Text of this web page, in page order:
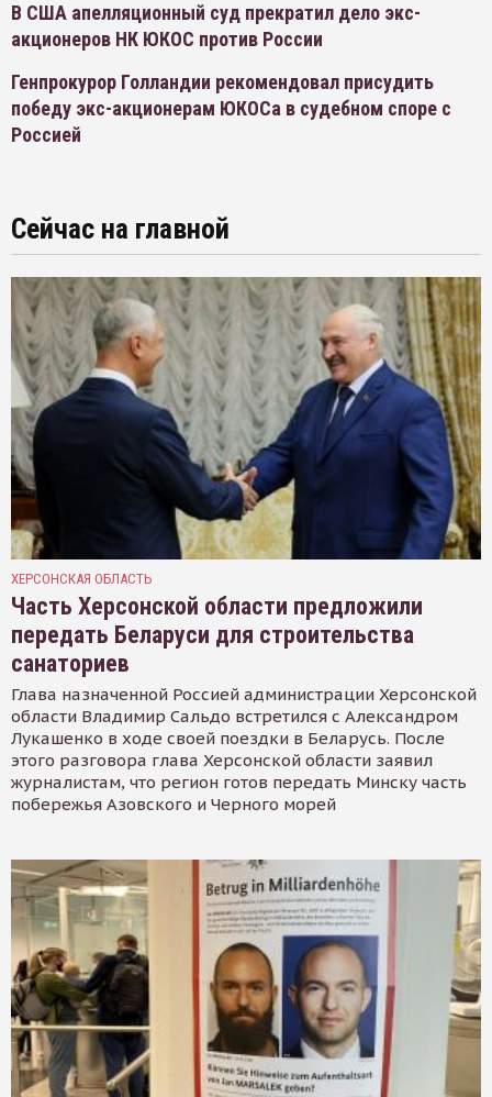
В США апелляционный суд прекратил дело экс-
акционеров НК ЮКОС против России
Генпрокурор Голландии рекомендовал присудить
победу экс-акционерам ЮКОСа в судебном споре с
Россией
Сейчас на главной
ХЕРСОНСКАЯ ОБЛАСТЬ
Часть Херсонской области предложили
передать Беларуси для строительства
санаториев
Глава назначенной Россией администрации Херсонской
области Владимир Сальдо встретился с Александром
Лукашенко в ходе своей поездки в Беларусь. После
этого разговора глава Херсонской области заявил
журналистам, что регион готов передать Минску часть
побережья Азовского и Черного морей